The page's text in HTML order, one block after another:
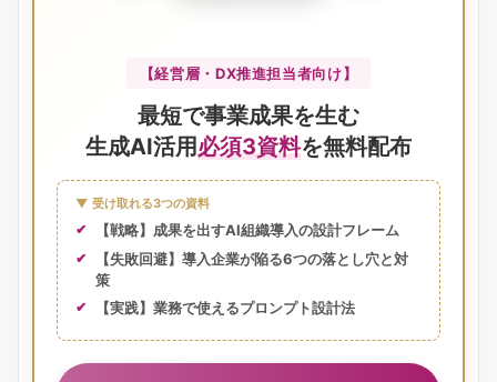
【経営層・DX推進担当者向け】
最短で事業成果を生む
生成AI活用必須3資料を無料配布
▼ 受け取れる3つの資料
【戦略】成果を出すAI組織導入の設計フレーム
【失敗回避】導入企業が陥る6つの落とし穴と対
策
【実践】業務で使えるプロンプト設計法